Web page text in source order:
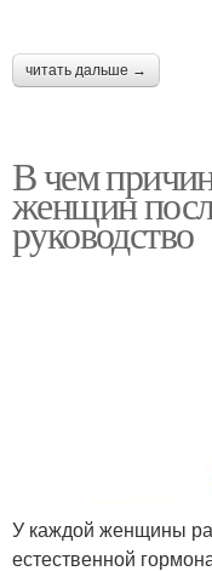
читать дальше →
В чем
женщин
руководство
У каждой женщины
естественной